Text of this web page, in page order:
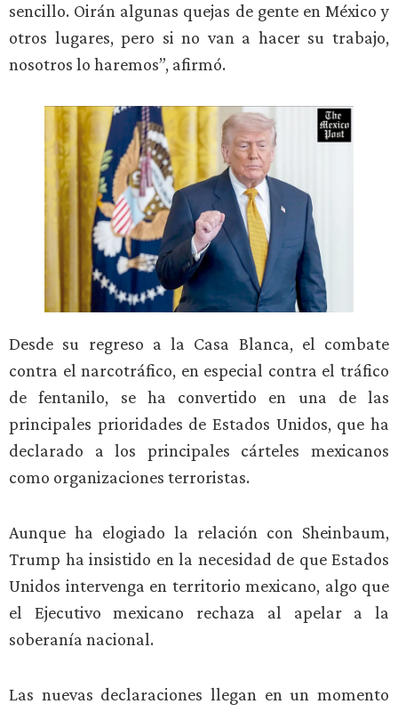
sencillo. Oirán algunas quejas de gente en México y
otros lugares, pero si no van a hacer su trabajo,
nosotros lo haremos”, afirmó.
Desde su regreso a la Casa Blanca, el combate
contra el narcotráfico, en especial contra el tráfico
de fentanilo, se ha convertido en una de las
principales prioridades de Estados Unidos, que ha
declarado a los principales cárteles mexicanos
como organizaciones terroristas.
Aunque ha elogiado la relación con Sheinbaum,
Trump ha insistido en la necesidad de que Estados
Unidos intervenga en territorio mexicano, algo que
el Ejecutivo mexicano rechaza al apelar a la
soberanía nacional.
Las nuevas declaraciones llegan en un momento